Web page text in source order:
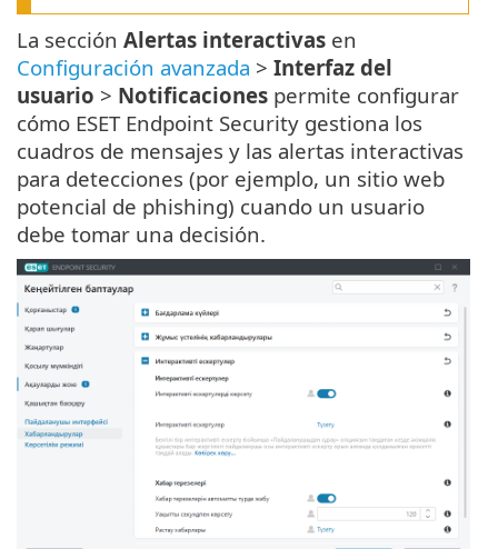
La sección Alertas interactivas en
Configuración avanzada > Interfaz del
usuario > Notificaciones permite configurar
cómo ESET Endpoint Security gestiona los
cuadros de mensajes y las alertas interactivas
para detecciones (por ejemplo, un sitio web
potencial de phishing) cuando un usuario
debe tomar una decisión.